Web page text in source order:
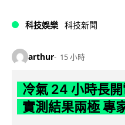
科技娛樂 科技新聞
arthur 15 小時
冷氣 24 小時長
實測結果兩極 專